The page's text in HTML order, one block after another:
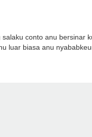
conto anu bersinar
biasa anu